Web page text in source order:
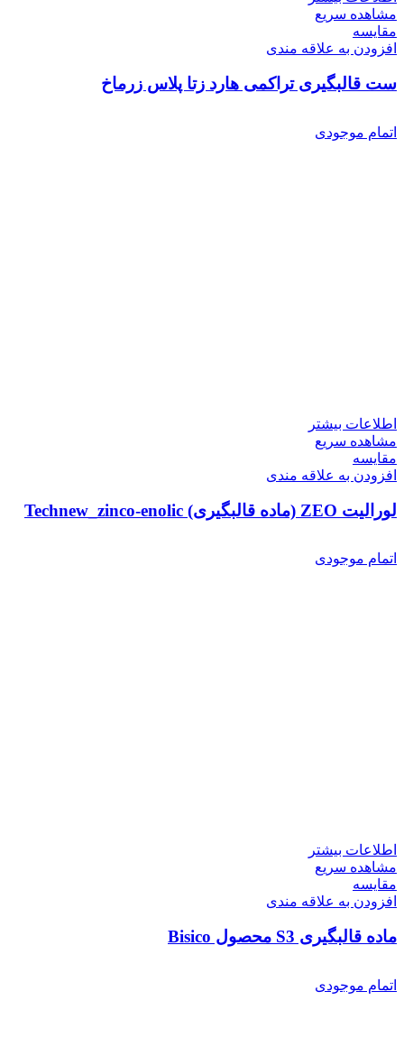
مشاهده سریع
مقایسه
افزودن به علاقه مندی
ست قالبگیری تراکمی هارد زتا پلاس زرماخ
اتمام موجودی
اطلاعات بیشتر
مشاهده سریع
مقایسه
افزودن به علاقه مندی
لورالیت ZEO (ماده قالبگیری) Technew_zinco-enolic
اتمام موجودی
اطلاعات بیشتر
مشاهده سریع
مقایسه
افزودن به علاقه مندی
ماده قالبگیری S3 محصول Bisico
اتمام موجودی